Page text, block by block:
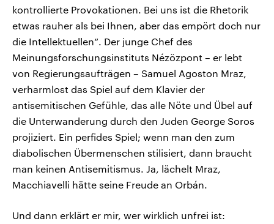
kontrollierte Provokationen. Bei uns ist die Rhetorik
etwas rauher als bei Ihnen, aber das empört doch nur
die Intellektuellen“. Der junge Chef des
Meinungsforschungsinstituts Nézözpont – er lebt
von Regierungsaufträgen – Samuel Agoston Mraz,
verharmlost das Spiel auf dem Klavier der
antisemitischen Gefühle, das alle Nöte und Übel auf
die Unterwanderung durch den Juden George Soros
projiziert. Ein perfides Spiel; wenn man den zum
diabolischen Übermenschen stilisiert, dann braucht
man keinen Antisemitismus. Ja, lächelt Mraz,
Macchiavelli hätte seine Freude an Orbán.
Und dann erklärt er mir, wer wirklich unfrei ist: